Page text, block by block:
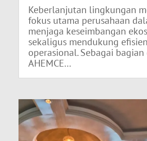
Keberlanjutan lingkungan
fokus utama perusahaan
menjaga keseimbangan
sekaligus mendukung
operasional. Sebagai
AHEMCE...